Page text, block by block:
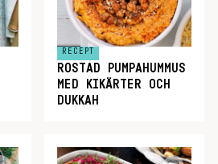
RECEPT
ROSTAD PUMPAHUMMUS
MED KIKÄRTER OCH
DUKKAH